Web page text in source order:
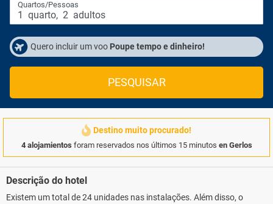
Quartos/Pessoas
1 quarto, 2 adultos
Quero incluir um voo Poupe tempo e dinheiro!
PESQUISAR
Destino muito procurado!
4 alojamientos foram reservados nos últimos 15 minutos en Gerlos
Descrição do hotel
Existem um total de 24 unidades nas instalações. Além disso, o